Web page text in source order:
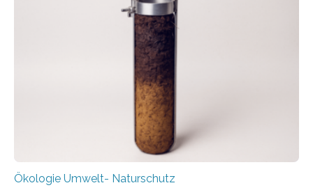
Deutschen Biomasseforschungszentrum und der
Stadtreinigung Leipzig konzipierte und am 24. Oktober
2025 offiziell eingeweihte Stadtrundgang „KreisLauf“. Er
ist ab sofort im Leipziger Stadtgebiet…
Ökologie Umwelt- Naturschutz